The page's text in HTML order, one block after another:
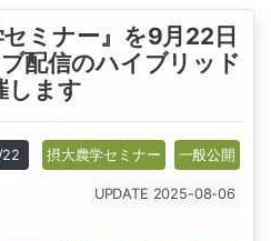
セミナー』を9月22日
配信のハイブリッド
します
摂大農学セミナー 一般公開
UPDATE 2025-08-06